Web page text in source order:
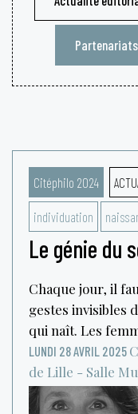
Partenariats
Citéphilo 2024
individuation
Le génie du
Chaque jour, il
gestes invisibles
qui naît. Les
LUNDI 28 AVRIL 2025
de Lille - Salle